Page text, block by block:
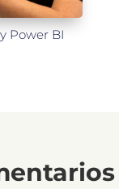
Power BI